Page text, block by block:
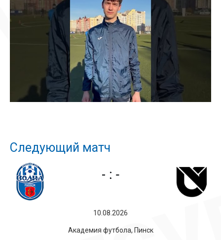
Следующий матч
10.08.2026
Академия футбола, Пинск